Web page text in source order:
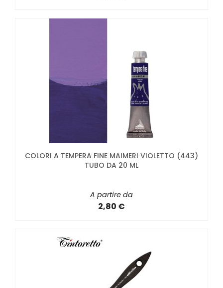
COLORI A TEMPERA FINE MAIMERI VIOLETTO (443)
TUBO DA 20 ML
A partire da
2,80 €